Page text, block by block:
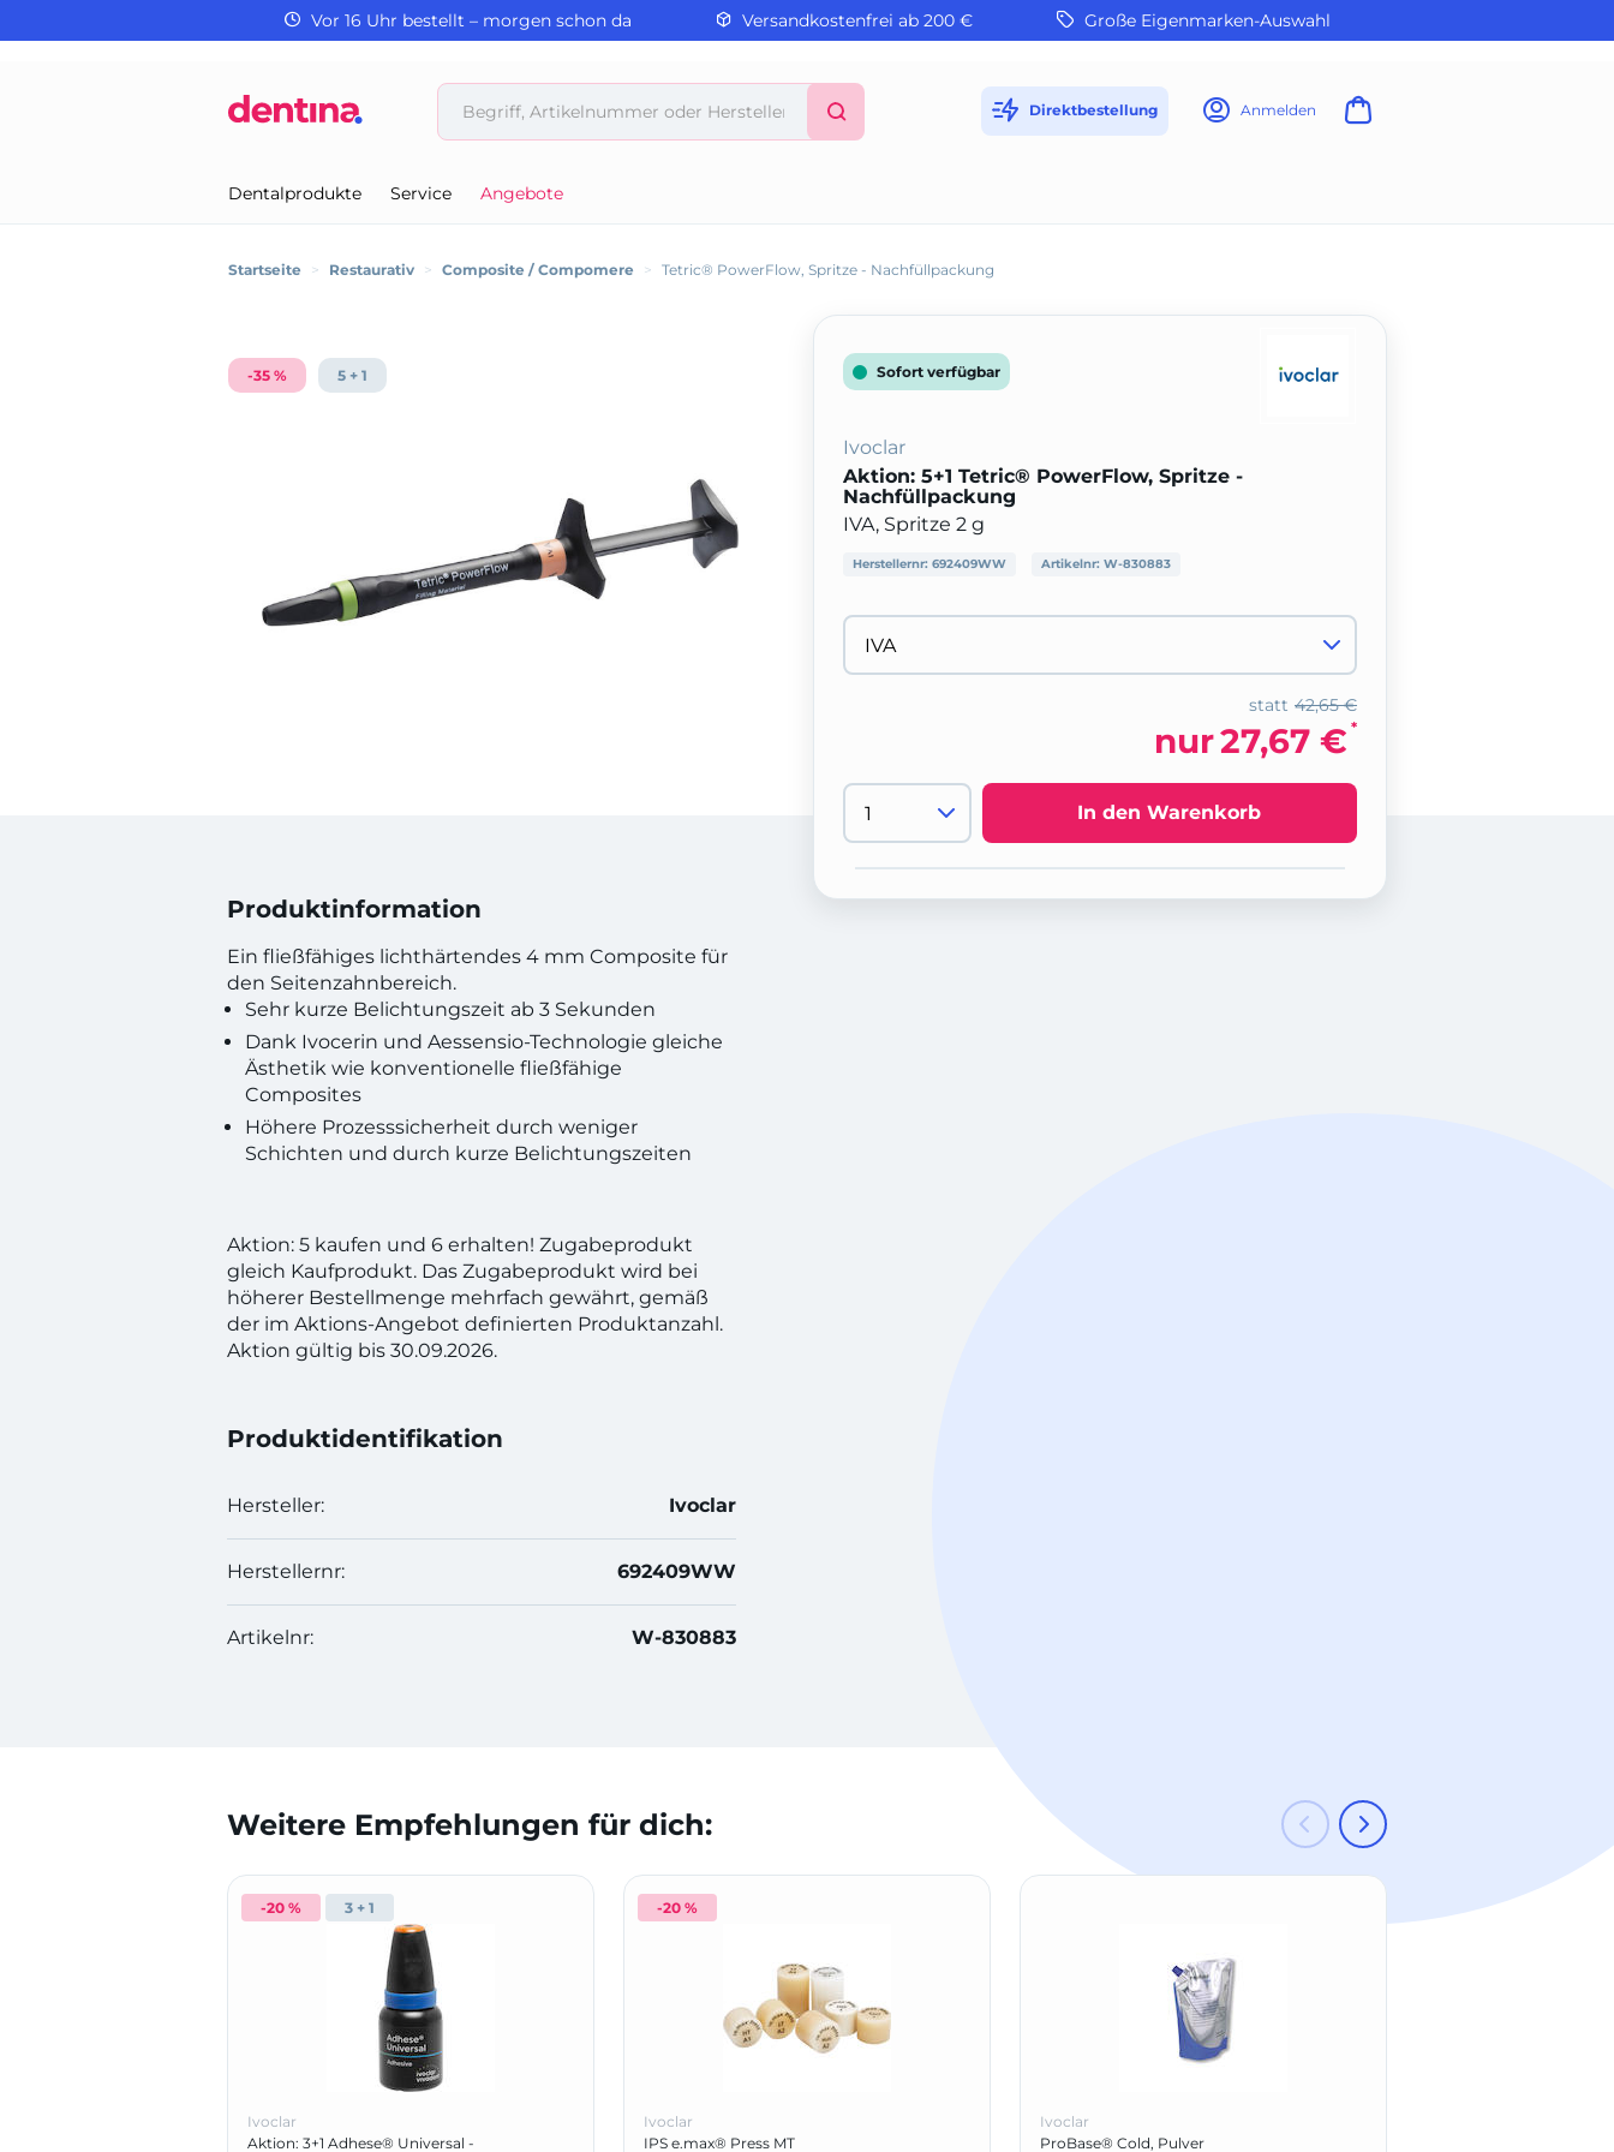
Vor 16 Uhr bestellt – morgen schon da Versandkostenfrei ab 200 € Große Eigenmarken-Auswahl
Direktbestellung Anmelden
Dentalprodukte Service Angebote
Startseite > Restaurativ > Composite / Compomere > Tetric® PowerFlow, Spritze - Nachfüllpackung
-35 % 5 + 1
Produktinformation
Ein fließfähiges lichthärtendes 4 mm Composite für
den Seitenzahnbereich.
Sehr kurze Belichtungszeit ab 3 Sekunden
Dank Ivocerin und Aessensio-Technologie gleiche
Ästhetik wie konventionelle fließfähige
Composites
Höhere Prozesssicherheit durch weniger
Schichten und durch kurze Belichtungszeiten
Aktion: 5 kaufen und 6 erhalten! Zugabeprodukt
gleich Kaufprodukt. Das Zugabeprodukt wird bei
höherer Bestellmenge mehrfach gewährt, gemäß
der im Aktions-Angebot definierten Produktanzahl.
Aktion gültig bis 30.09.2026.
Produktidentifikation
Hersteller: Ivoclar
Herstellernr: 692409WW
Artikelnr: W-830883
Sofort verfügbar
Ivoclar
Aktion: 5+1 Tetric® PowerFlow, Spritze -
Nachfüllpackung
IVA, Spritze 2 g
Herstellernr: 692409WW Artikelnr: W-830883
42,65 €
statt
nur27,67 € *
In den Warenkorb
Weitere Empfehlungen für dich:
-20 % 3 + 1
Ivoclar
Aktion: 3+1 Adhese® Universal -
-20 %
Ivoclar
IPS e.max® Press MT
Ivoclar
ProBase® Cold, Pulver
-23 %